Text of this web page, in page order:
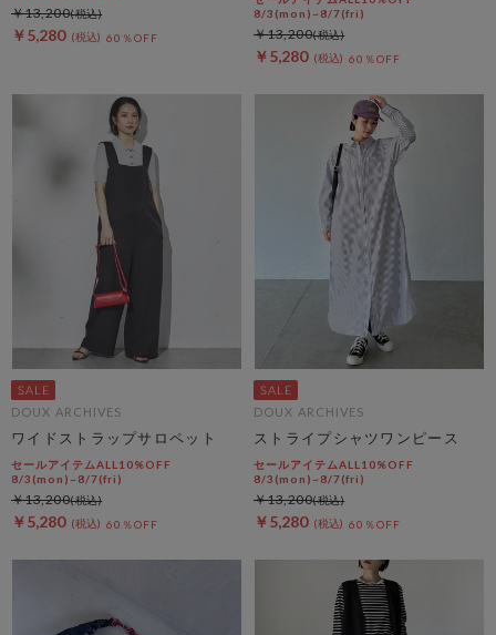
￥5,280 60％OFF
￥13,200
8/3(mon)~8/7(fri)
￥5,280 60％OFF
￥13,200
DOUX ARCHIVES
ワイドストラップサロペット
セールアイテムALL10%OFF
8/3(mon)~8/7(fri)
￥5,280 60％OFF
￥13,200
DOUX ARCHIVES
ストライプシャツワンピース
セールアイテムALL10%OFF
8/3(mon)~8/7(fri)
￥5,280 60％OFF
￥13,200